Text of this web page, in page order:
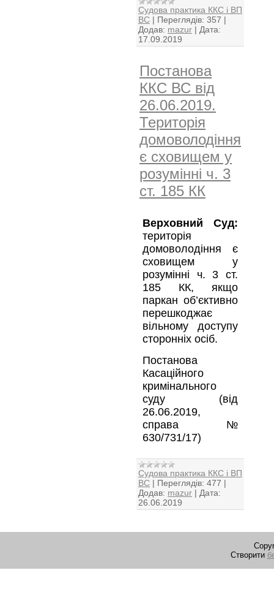
Судова практика ККС і ВП
ВС | Переглядів: 357 |
Додав: mazur | Дата:
17.09.2019
Постанова
ККС ВС від
26.06.2019.
Територія
домоволодіння
є сховищем у
розумінні ч. 3
ст. 185 КК
Верховний Суд:
територія
домоволодіння є
сховищем у
розумінні ч. 3 ст.
185 КК, якщо
паркан об’єктивно
перешкоджає
вільному доступу
сторонніх осіб.
Постанова
Касаційного
кримінального
суду (від
26.06.2019,
справа №
630/731/17)
Судова практика ККС і ВП
ВС | Переглядів: 477 |
Додав: mazur | Дата:
26.06.2019
Створити